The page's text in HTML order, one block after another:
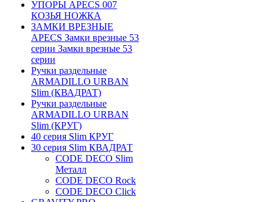
УПОРЫ APECS 007
КОЗЬЯ НОЖКА
ЗАМКИ ВРЕЗНЫЕ
APECS Замки врезные 53
серии Замки врезные 53
серии
Ручки раздельные
ARMADILLO URBAN
Slim (КВАДРАТ)
Ручки раздельные
ARMADILLO URBAN
Slim (КРУГ)
40 серия Slim КРУГ
30 серия Slim КВАДРАТ
CODE DECO Slim
Металл
CODE DECO Rock
CODE DECO Click